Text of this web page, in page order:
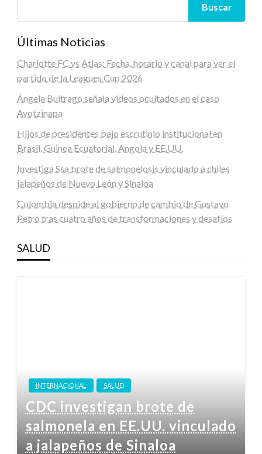
Buscar
Últimas Noticias
Charlotte FC vs Atlas: Fecha, horario y canal para ver el
partido de la Leagues Cup 2026
Ángela Buitrago señala videos ocultados en el caso
Ayotzinapa
Hijos de presidentes bajo escrutinio institucional en
Brasil, Guinea Ecuatorial, Angola y EE.UU.
Investiga Ssa brote de salmonelosis vinculado a chiles
jalapeños de Nuevo León y Sinaloa
Colombia despide al gobierno de cambio de Gustavo
Petro tras cuatro años de transformaciones y desafíos
SALUD
INTERNACIONAL SALUD
CDC investigan brote de
salmonela en EE.UU. vinculado
a jalapeños de Sinaloa